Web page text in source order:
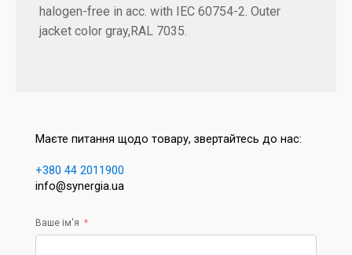
halogen-free in acc. with IEC 60754-2. Outer
jacket color gray,RAL 7035.
Маєте питання щодо товару, звертайтесь до нас:
+380 44 2011900
info@synergia.ua
Ваше ім'я